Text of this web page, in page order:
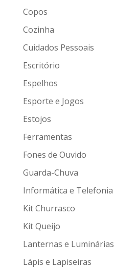
Copos
Cozinha
Cuidados Pessoais
Escritório
Espelhos
Esporte e Jogos
Estojos
Ferramentas
Fones de Ouvido
Guarda-Chuva
Informática e Telefonia
Kit Churrasco
Kit Queijo
Lanternas e Luminárias
Lápis e Lapiseiras